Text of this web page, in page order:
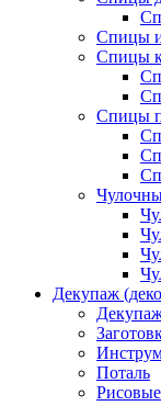
Спицы
Спицы
Спицы
Декупаж
Поталь